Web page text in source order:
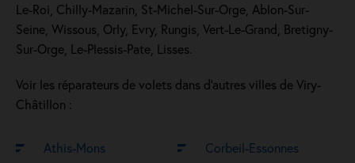
Le-Roi, Chilly-Mazarin, St-Michel-Sur-Orge, Ablon-Sur-
Seine, Wissous, Orly, Evry, Rungis, Vert-Le-Grand, Bretigny-
Sur-Orge, Le-Plessis-Pate, Lisses.
Voir les réparateurs de volets dans d’autres villes de Viry-
Châtillon :
Athis-Mons Corbeil-Essonnes